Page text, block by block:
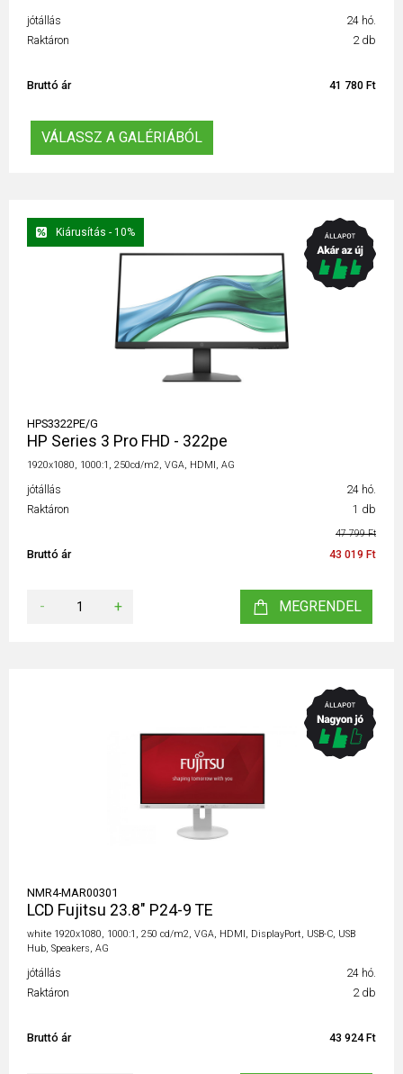
jótállás
24 hó.
Raktáron
2 db
Bruttó ár 41 780 Ft
VÁLASSZ A GALÉRIÁBÓL
Kiárusítás - 10%
HPS3322PE/G
HP Series 3 Pro FHD - 322pe
1920x1080, 1000:1, 250cd/m2, VGA, HDMI, AG
jótállás
24 hó.
Raktáron
1 db
47 799 Ft
Bruttó ár 43 019 Ft
- + MEGRENDEL
NMR4-MAR00301
LCD Fujitsu 23.8" P24-9 TE
white 1920x1080, 1000:1, 250 cd/m2, VGA, HDMI, DisplayPort, USB-C, USB
Hub, Speakers, AG
jótállás
24 hó.
Raktáron
2 db
Bruttó ár 43 924 Ft